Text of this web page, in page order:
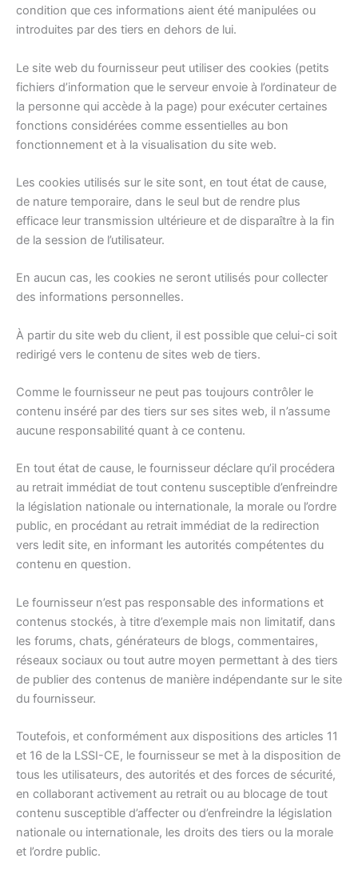
condition que ces informations aient été manipulées ou
introduites par des tiers en dehors de lui.
Le site web du fournisseur peut utiliser des cookies (petits
fichiers d’information que le serveur envoie à l’ordinateur de
la personne qui accède à la page) pour exécuter certaines
fonctions considérées comme essentielles au bon
fonctionnement et à la visualisation du site web.
Les cookies utilisés sur le site sont, en tout état de cause,
de nature temporaire, dans le seul but de rendre plus
efficace leur transmission ultérieure et de disparaître à la fin
de la session de l’utilisateur.
En aucun cas, les cookies ne seront utilisés pour collecter
des informations personnelles.
À partir du site web du client, il est possible que celui-ci soit
redirigé vers le contenu de sites web de tiers.
Comme le fournisseur ne peut pas toujours contrôler le
contenu inséré par des tiers sur ses sites web, il n’assume
aucune responsabilité quant à ce contenu.
En tout état de cause, le fournisseur déclare qu’il procédera
au retrait immédiat de tout contenu susceptible d’enfreindre
la législation nationale ou internationale, la morale ou l’ordre
public, en procédant au retrait immédiat de la redirection
vers ledit site, en informant les autorités compétentes du
contenu en question.
Le fournisseur n’est pas responsable des informations et
contenus stockés, à titre d’exemple mais non limitatif, dans
les forums, chats, générateurs de blogs, commentaires,
réseaux sociaux ou tout autre moyen permettant à des tiers
de publier des contenus de manière indépendante sur le site
du fournisseur.
Toutefois, et conformément aux dispositions des articles 11
et 16 de la LSSI-CE, le fournisseur se met à la disposition de
tous les utilisateurs, des autorités et des forces de sécurité,
en collaborant activement au retrait ou au blocage de tout
contenu susceptible d’affecter ou d’enfreindre la législation
nationale ou internationale, les droits des tiers ou la morale
et l’ordre public.